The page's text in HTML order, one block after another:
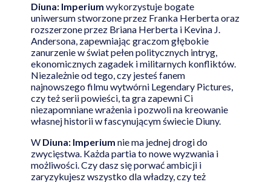
Diuna: Imperium wykorzystuje bogate
uniwersum stworzone przez Franka Herberta oraz
rozszerzone przez Briana Herberta i Kevina J.
Andersona, zapewniając graczom głębokie
zanurzenie w świat pełen politycznych intryg,
ekonomicznych zagadek i militarnych konfliktów.
Niezależnie od tego, czy jesteś fanem
najnowszego filmu wytwórni Legendary Pictures,
czy też serii powieści, ta gra zapewni Ci
niezapomniane wrażenia i pozwoli na kreowanie
własnej historii w fascynującym świecie Diuny.
W Diuna: Imperium nie ma jednej drogi do
zwycięstwa. Każda partia to nowe wyzwania i
możliwości. Czy dasz się porwać ambicji i
zaryzykujesz wszystko dla władzy, czy też